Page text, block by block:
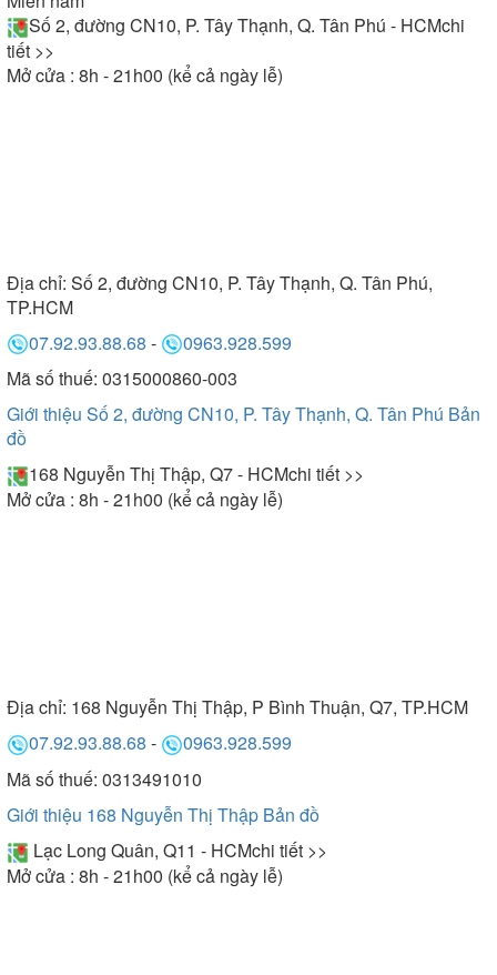
Số 2, đường CN10, P. Tây Thạnh, Q. Tân Phú - HCMchi
tiết >>
Mở cửa : 8h - 21h00 (kể cả ngày lễ)
Địa chỉ: Số 2, đường CN10, P. Tây Thạnh, Q. Tân Phú,
TP.HCM
07.92.93.88.68 -
0963.928.599
Mã số thuế: 0315000860-003
Giới thiệu Số 2, đường CN10, P. Tây Thạnh, Q. Tân Phú Bản
đồ
168 Nguyễn Thị Thập, Q7 - HCMchi tiết >>
Mở cửa : 8h - 21h00 (kể cả ngày lễ)
Địa chỉ: 168 Nguyễn Thị Thập, P Bình Thuận, Q7, TP.HCM
07.92.93.88.68 -
0963.928.599
Mã số thuế: 0313491010
Giới thiệu 168 Nguyễn Thị Thập Bản đồ
Lạc Long Quân, Q11 - HCMchi tiết >>
Mở cửa : 8h - 21h00 (kể cả ngày lễ)